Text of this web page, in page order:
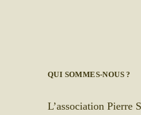
QUI SOMMES-NOUS ?
L’association Pierre